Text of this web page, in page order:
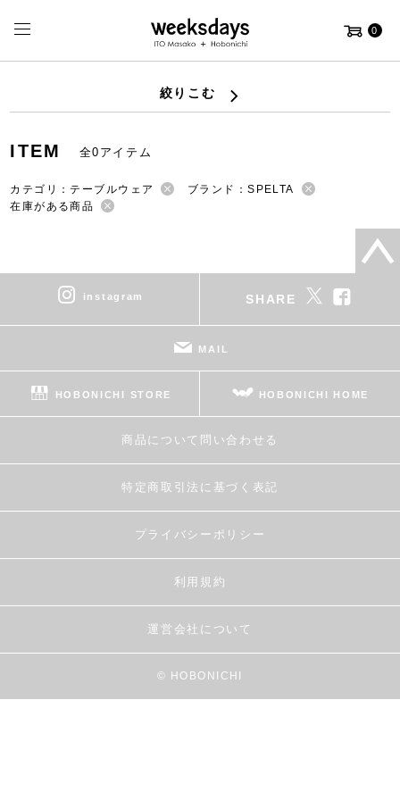
0
絞りこむ
ITEM 全0アイテム
カテゴリ：テーブルウェア
ブランド：SPELTA
在庫がある商品
instagram SHARE
MAIL
HOBONICHI STORE HOBONICHI HOME
商品について問い合わせる
特定商取引法に基づく表記
プライバシーポリシー
利用規約
運営会社について
© HOBONICHI